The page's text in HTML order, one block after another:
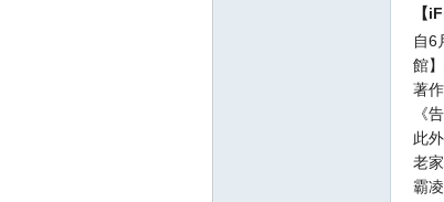
【
自6
館
著
《
此
老
霸